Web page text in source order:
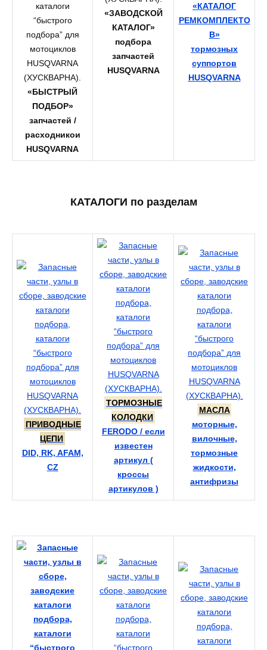
«БЫСТРЫЙ
ПОДБОР»
запчастей /
расходникои
HUSQVARNA
«ЗАВОДСКОЙ
КАТАЛОГ»
подбора
запчастей
HUSQVARNA
«КАТАЛОГ
РЕМКОМПЛЕКТО
В»
тормозных
суппортов
HUSQVARNA
КАТАЛОГИ по разделам
ПРИВОДНЫЕ
ЦЕПИ
DID, RK, AFAM,
CZ
ТОРМОЗНЫЕ
КОЛОДКИ
FERODO / если
известен
артикул (
кроссы
артикулов )
МАСЛА
моторные,
вилочные,
тормозные
жидкости,
антифризы